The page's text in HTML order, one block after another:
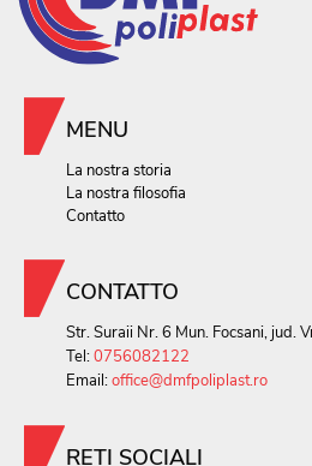
MENU
La nostra storia
La nostra filosofia
Contatto
CONTATTO
Str. Suraii Nr. 6 Mun. Focsani, jud.
Tel:0756082122
Email:office@dmfpoliplast.ro
RETI SOCIALI